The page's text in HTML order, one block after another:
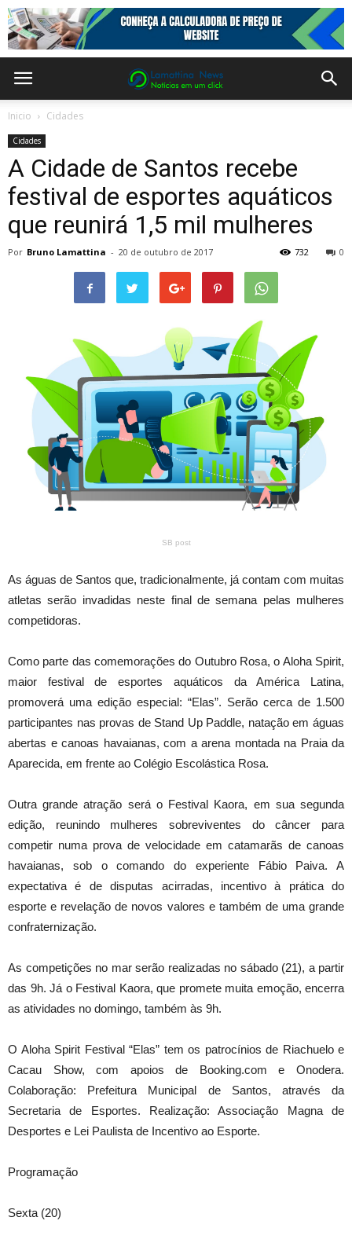
Inicio Cidades
Cidades
A Cidade de Santos recebe
festival de esportes aquáticos
que reunirá 1,5 mil mulheres
Por Bruno Lamattina - 20 de outubro de 2017 0
732
SB post
As águas de Santos que, tradicionalmente, já contam com muitas
atletas serão invadidas neste final de semana pelas mulheres
competidoras.
Como parte das comemorações do Outubro Rosa, o Aloha Spirit,
maior festival de esportes aquáticos da América Latina,
promoverá uma edição especial: “Elas”. Serão cerca de 1.500
participantes nas provas de Stand Up Paddle, natação em águas
abertas e canoas havaianas, com a arena montada na Praia da
Aparecida, em frente ao Colégio Escolástica Rosa.
Outra grande atração será o Festival Kaora, em sua segunda
edição, reunindo mulheres sobreviventes do câncer para
competir numa prova de velocidade em catamarãs de canoas
havaianas, sob o comando do experiente Fábio Paiva. A
expectativa é de disputas acirradas, incentivo à prática do
esporte e revelação de novos valores e também de uma grande
confraternização.
As competições no mar serão realizadas no sábado (21), a partir
das 9h. Já o Festival Kaora, que promete muita emoção, encerra
as atividades no domingo, também às 9h.
O Aloha Spirit Festival “Elas” tem os patrocínios de Riachuelo e
Cacau Show, com apoios de Booking.com e Onodera.
Colaboração: Prefeitura Municipal de Santos, através da
Secretaria de Esportes. Realização: Associação Magna de
Desportes e Lei Paulista de Incentivo ao Esporte.
Programação
Sexta (20)